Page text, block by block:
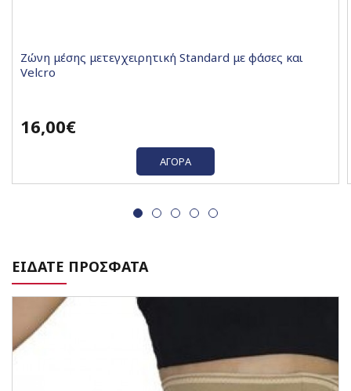
Ζώνη μέσης μετεγχειρητική Standard με φάσες και
Velcro
16,00€
ΑΓΟΡΆ
ΕΙΔΑΤΕ ΠΡΟΣΦΑΤΑ